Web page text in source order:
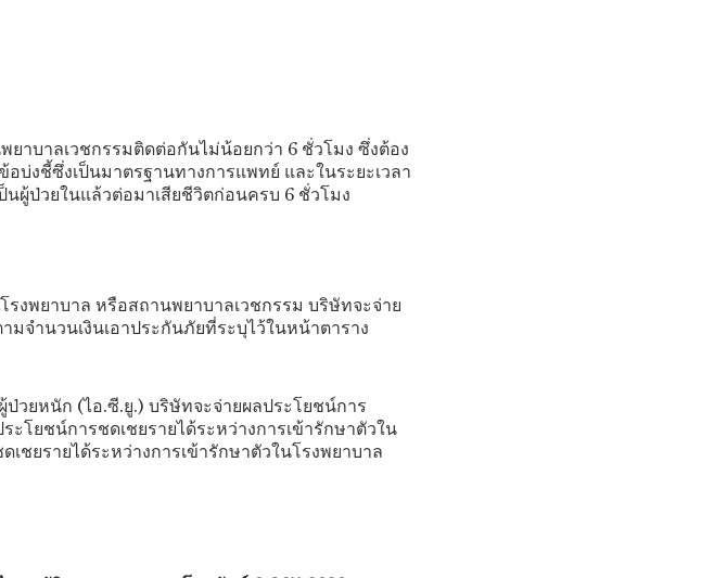
ยาบาลเวชกรรมติดต่อกันไม่น้อยกว่า 6 ชั่วโมง ซึ่งต้อง
บ่งชี้ซึ่งเป็นมาตรฐานทางการแพทย์ และในระยะเวลา
นผู้ป่วยในแล้วต่อมาเสียชีวิตก่อนครบ 6 ชั่วโมง
รงพยาบาล หรือสถานพยาบาลเวชกรรม บริษัทจะจ่าย
มจำนวนเงินเอาประกันภัยที่ระบุไว้ในหน้าตาราง
วยหนัก (ไอ.ซี.ยู.) บริษัทจะจ่ายผลประโยชน์การ
ะโยชน์การชดเชยรายได้ระหว่างการเข้ารักษาตัวใน
ชยรายได้ระหว่างการเข้ารักษาตัวในโรงพยาบาล